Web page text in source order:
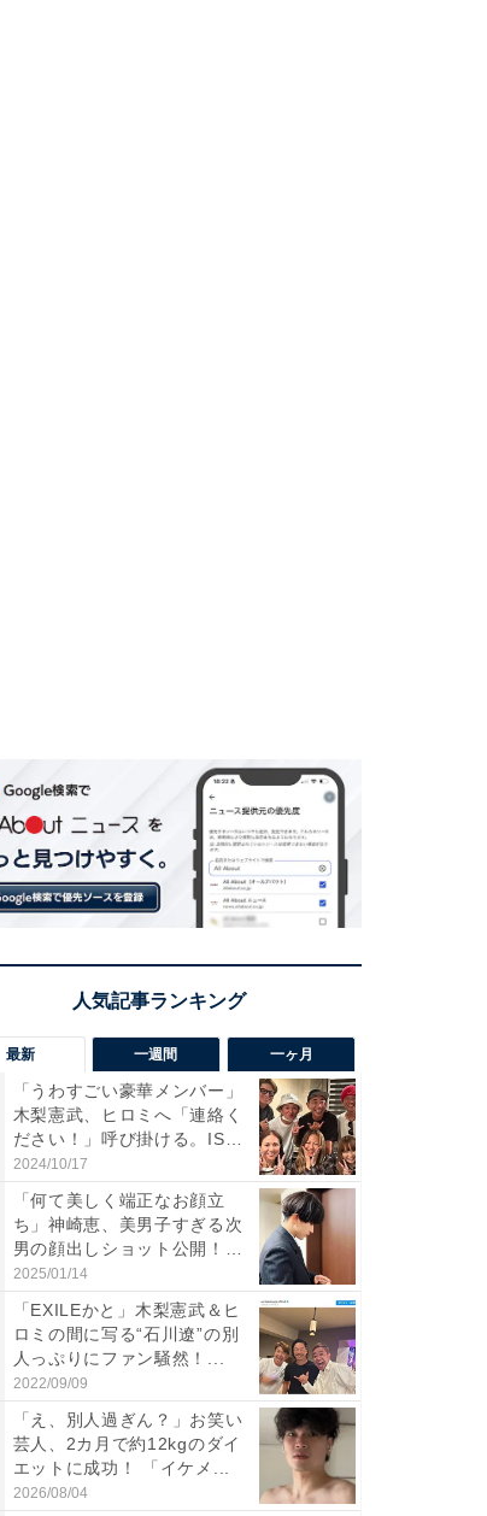
最新 一週間 一ヶ月
「うわすごい豪華メンバー」
木梨憲武、ヒロミへ「連絡く
ださい！」呼び掛ける。IS
S...
2024/10/17
「何て美しく端正なお顔立
ち」神崎恵、美男子すぎる次
男の顔出しショット公開！
「め...
2025/01/14
「EXILEかと」木梨憲武＆ヒ
ロミの間に写る“石川遼”の別
人っぷりにファン騒然！...
2022/09/09
「え、別人過ぎん？」お笑い
芸人、2カ月で約12kgのダイ
エットに成功！ 「イケメ...
2026/08/04